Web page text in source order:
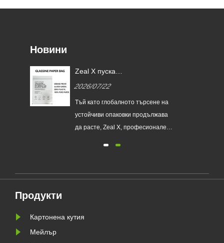
Новини
да
Zeal X пуска
торби от Glassine, за да
помогне на световните марки
да заменят пластмасовите
употреба
2026/07/22
Тъй като глобалното търсене на
устойчиви опаковки продължава
да расте, Zeal X, професионален
Glassine Paper Bag. Проектиран
торбички, новият продукт
Продукти
Картонена кутия
Мейлър